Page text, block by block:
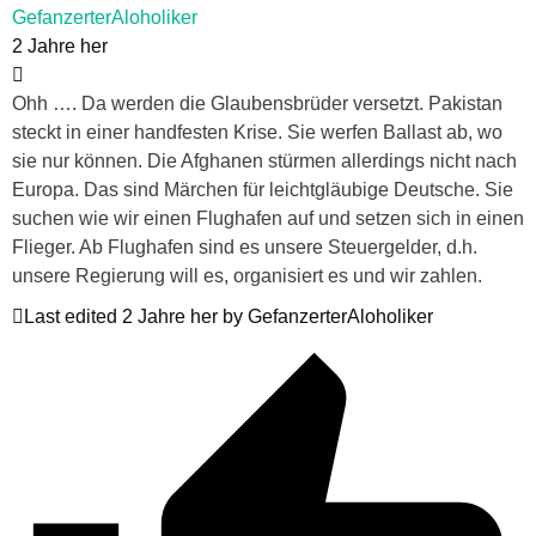
GefanzerterAloholiker
2 Jahre her
Ohh …. Da werden die Glaubensbrüder versetzt. Pakistan
steckt in einer handfesten Krise. Sie werfen Ballast ab, wo
sie nur können. Die Afghanen stürmen allerdings nicht nach
Europa. Das sind Märchen für leichtgläubige Deutsche. Sie
suchen wie wir einen Flughafen auf und setzen sich in einen
Flieger. Ab Flughafen sind es unsere Steuergelder, d.h.
unsere Regierung will es, organisiert es und wir zahlen.
Last edited 2 Jahre her by GefanzerterAloholiker